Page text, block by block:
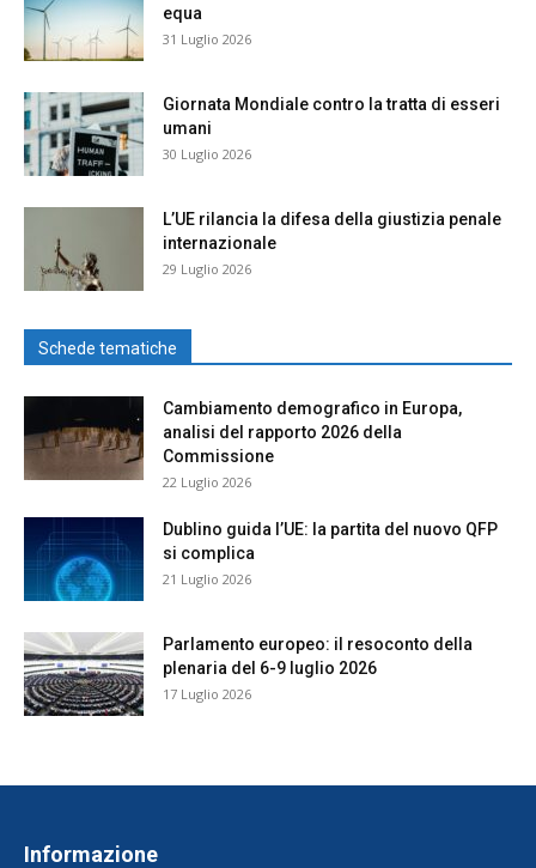
equa
31 Luglio 2026
Giornata Mondiale contro la tratta di esseri
umani
30 Luglio 2026
L’UE rilancia la difesa della giustizia penale
internazionale
29 Luglio 2026
Schede tematiche
Cambiamento demografico in Europa,
analisi del rapporto 2026 della
Commissione
22 Luglio 2026
Dublino guida l’UE: la partita del nuovo QFP
si complica
21 Luglio 2026
Parlamento europeo: il resoconto della
plenaria del 6-9 luglio 2026
17 Luglio 2026
Informazione